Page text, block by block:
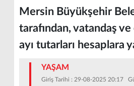
Mersin Büyükşehir
tarafından, vatandaş
ayı tutarları hesaplara
YAŞAM
Giriş Tarihi : 29-08-2025 20:17